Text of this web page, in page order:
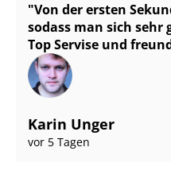
Von der ersten
sodass man sich
Top Servise und
Karin Unger
vor 5 Tagen